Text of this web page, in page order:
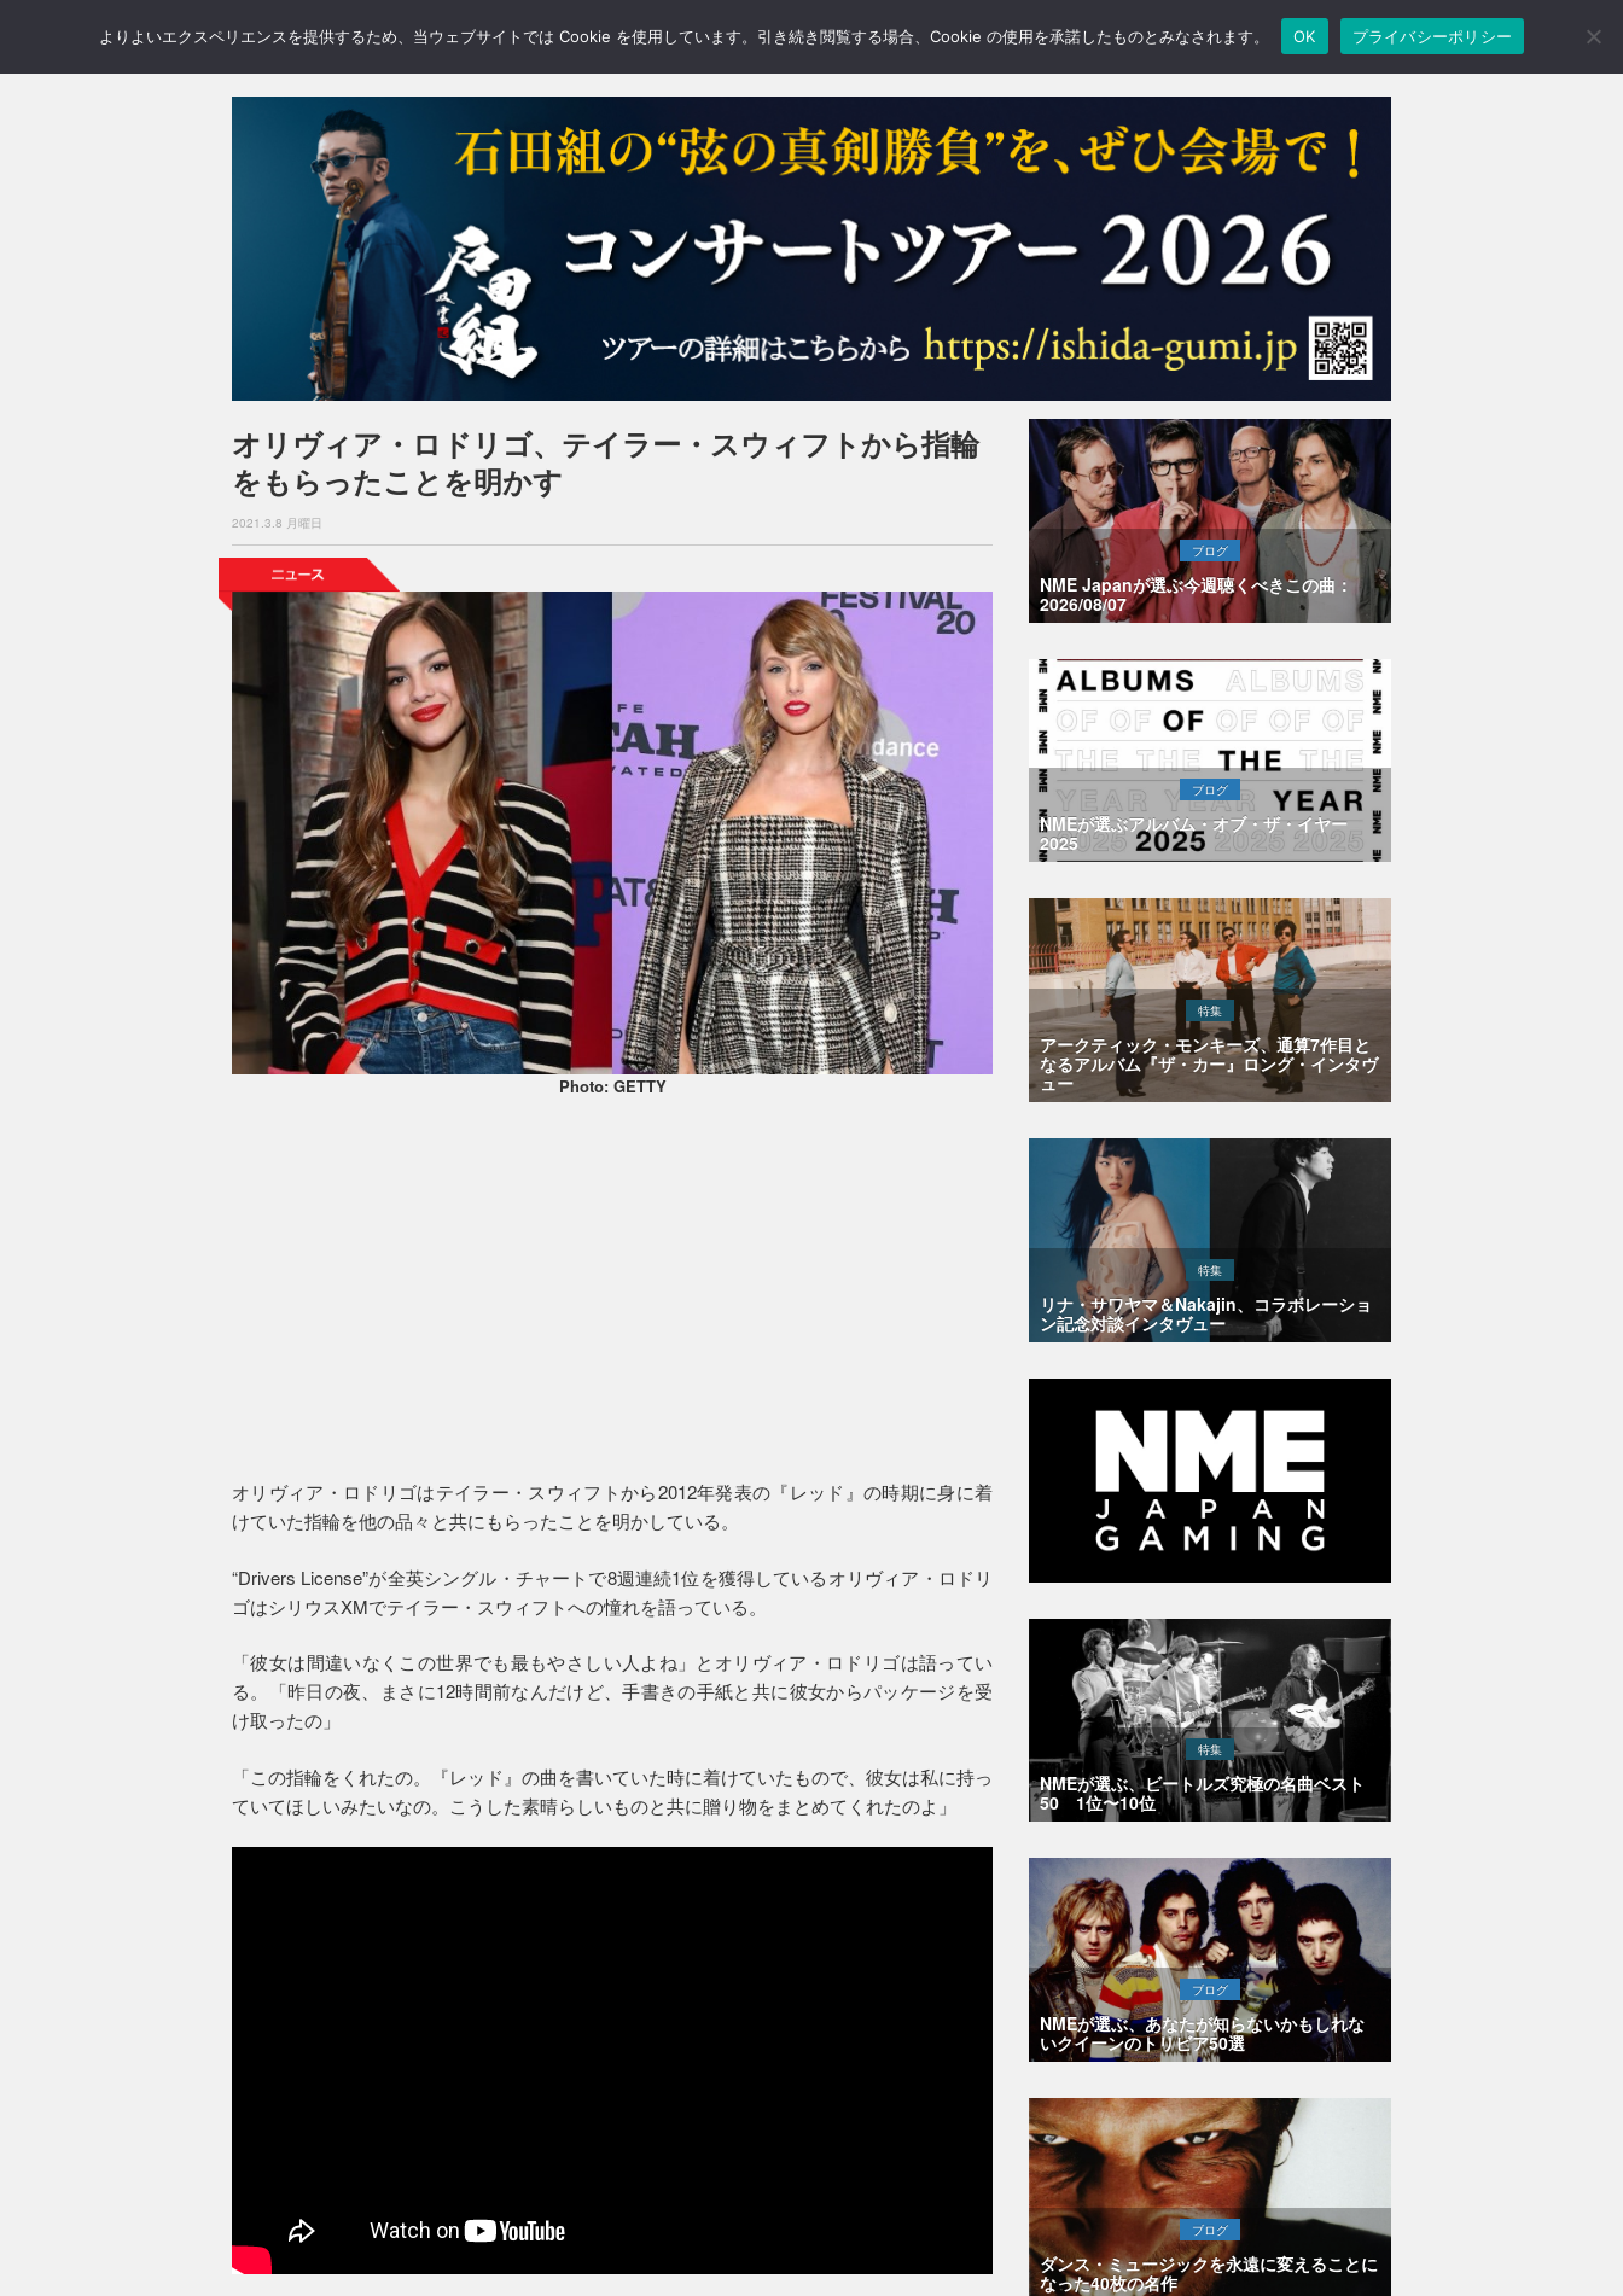
NEWS REVIEWS GALLERY BLOGS FEATURE
オリヴィア・ロドリゴ、テイラー・スウィフトから指輪
をもらったことを明かす
2021.3.8 月曜日
Photo: GETTY
オリヴィア・ロドリゴはテイラー・スウィフトから2012年発表の『レッド』の時期に身に着
けていた指輪を他の品々と共にもらったことを明かしている。
“Drivers License”が全英シングル・チャートで8週連続1位を獲得しているオリヴィア・ロドリ
ゴはシリウスXMでテイラー・スウィフトへの憧れを語っている。
「彼女は間違いなくこの世界でも最もやさしい人よね」とオリヴィア・ロドリゴは語ってい
る。「昨日の夜、まさに12時間前なんだけど、手書きの手紙と共に彼女からパッケージを受
け取ったの」
「この指輪をくれたの。『レッド』の曲を書いていた時に着けていたもので、彼女は私に持っ
ていてほしいみたいなの。こうした素晴らしいものと共に贈り物をまとめてくれたのよ」
ブログ
NME Japanが選ぶ今週聴くべきこの曲：
2026/08/07
ブログ
NMEが選ぶアルバム・オブ・ザ・イヤー
2025
特集
アークティック・モンキーズ、通算7作目と
なるアルバム『ザ・カー』ロング・インタヴ
ュー
特集
リナ・サワヤマ＆Nakajin、コラボレーショ
ン記念対談インタヴュー
特集
NMEが選ぶ、ビートルズ究極の名曲ベスト
50 1位〜10位
ブログ
NMEが選ぶ、あなたが知らないかもしれな
いクイーンのトリビア50選
ブログ
ダンス・ミュージックを永遠に変えることに
なった40枚の名作
よりよいエクスペリエンスを提供するため、当ウェブサイトでは Cookie を使用しています。引き続き閲覧する場合、Cookie の使用を承諾したものとみなされます。 OK プライバシーポリシー